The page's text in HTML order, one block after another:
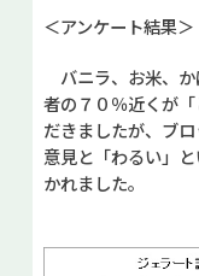
＜アンケート結果＞
バニラ、お米、
者の７０％近くが
だきましたが、ブ
意見と「わるい」
かれました。